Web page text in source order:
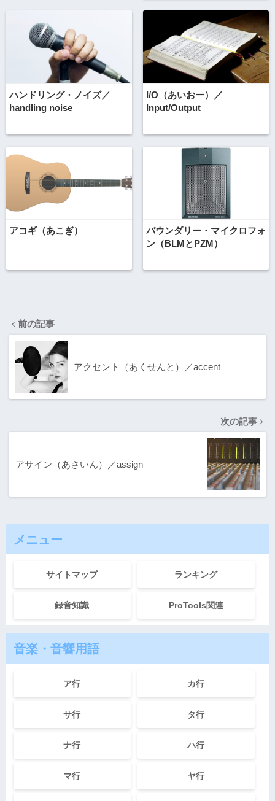
ハンドリング・ノイズ／
handling noise
I/O（あいおー）／
Input/Output
アコギ（あこぎ）
バウンダリー・マイクロフォ
ン（BLMとPZM）
前の記事
アクセント（あくせんと）／accent
次の記事
アサイン（あさいん）／assign
メニュー
サイトマップ ランキング
録音知識 ProTools関連
音楽・音響用語
ア行 カ行
サ行 タ行
ナ行 ハ行
マ行 ヤ行